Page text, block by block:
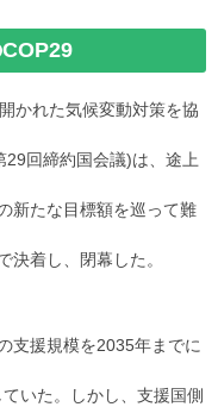
かれた気候変動対策を協
回締約国会議)は、途上
新たな目標額を巡って難
決着し、閉幕した。
支援規模を2035年までに
いた。しかし、支援国側